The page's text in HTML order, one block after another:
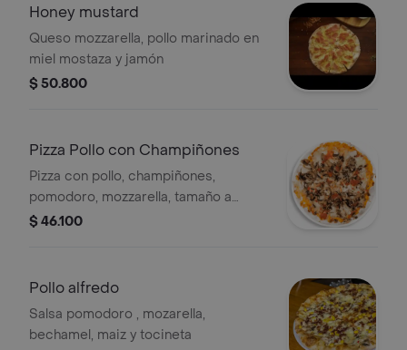
Honey mustard
Queso mozzarella, pollo marinado en
miel mostaza y jamón
$ 50.800
Pizza Pollo con Champiñones
Pizza con pollo, champiñones,
pomodoro, mozzarella, tamaño a
elección.
$ 46.100
Pollo alfredo
Salsa pomodoro , mozarella,
bechamel, maiz y tocineta